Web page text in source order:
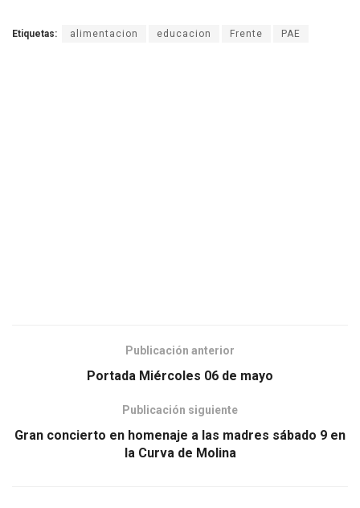
Etiquetas: alimentacion educacion Frente PAE
Publicación anterior
Portada Miércoles 06 de mayo
Publicación siguiente
Gran concierto en homenaje a las madres sábado 9 en
la Curva de Molina